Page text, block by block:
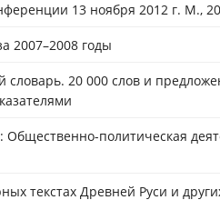
13 ноября 2012 г. М.,
2007–2008 годы
словарь. 20 000 слов и
политическая
текстах Древней Руси и